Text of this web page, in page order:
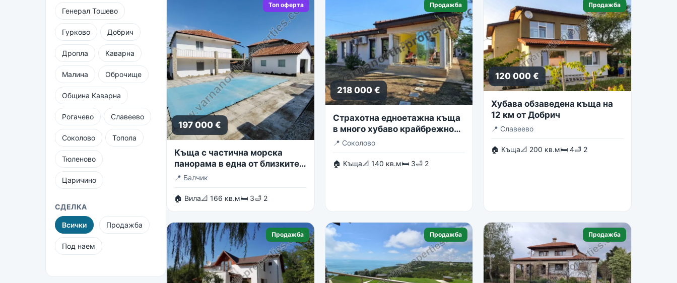
Генерал Тошево
Гурково Добрич
Дропла Каварна
Малина Оброчище
Община Каварна
Рогачево Славеево
Соколово Топола
Тюленово
Царичино
СДЕЛКА
Всички Продажба
Под наем
Топ оферта
197 000 €
Къща с частична морска
панорама в една от близките
вилни зони в гр. Балчик
📍 Балчик
🏠 Вила📐 166 кв.м🛏 3🛁 2
Продажба
218 000 €
Страхотна едноетажна къща
в много хубаво крайбрежно
село
📍 Соколово
🏠 Къща📐 140 кв.м🛏 3🛁 2
Продажба
120 000 €
Хубава обзаведена къща на
12 км от Добрич
📍 Славеево
🏠 Къща📐 200 кв.м🛏 4🛁 2
Продажба Продажба Продажба